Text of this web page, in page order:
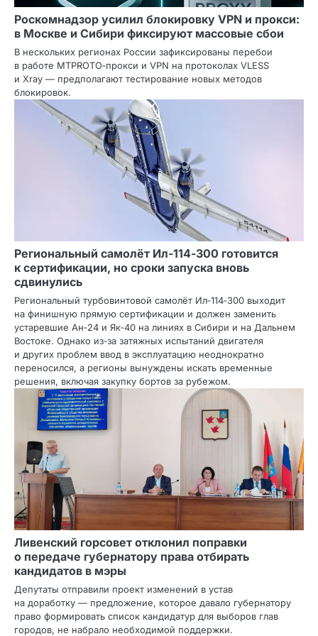
Роскомнадзор усилил блокировку VPN и прокси:
в Москве и Сибири фиксируют массовые сбои
В нескольких регионах России зафиксированы перебои
в работе MTPROTO‑прокси и VPN на протоколах VLESS
и Xray — предполагают тестирование новых методов
блокировок.
Региональный самолёт Ил‑114‑300 готовится
к сертификации, но сроки запуска вновь
сдвинулись
Региональный турбовинтовой самолёт Ил‑114‑300 выходит
на финишную прямую сертификации и должен заменить
устаревшие Ан‑24 и Як‑40 на линиях в Сибири и на Дальнем
Востоке. Однако из‑за затяжных испытаний двигателя
и других проблем ввод в эксплуатацию неоднократно
переносился, а регионы вынуждены искать временные
решения, включая закупку бортов за рубежом.
Ливенский горсовет отклонил поправки
о передаче губернатору права отбирать
кандидатов в мэры
Депутаты отправили проект изменений в устав
на доработку — предложение, которое давало губернатору
право формировать список кандидатур для выборов глав
городов, не набрало необходимой поддержки.